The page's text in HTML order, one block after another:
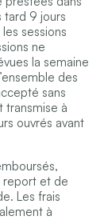
tard 9 jours
sessions
ne
la semaine
des
sans
transmise à
ouvrés avant
report et de
Les frais
à